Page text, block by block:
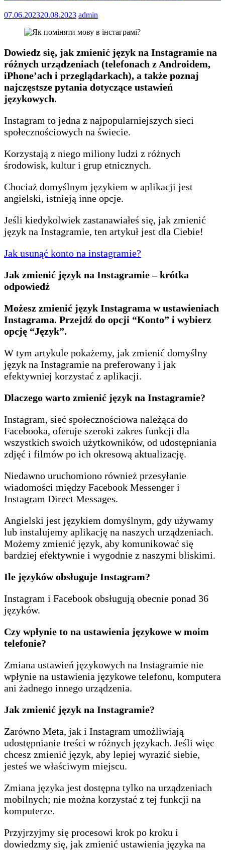
07.06.202320.08.2023 admin
Dowiedz się, jak zmienić język na Instagramie na
różnych urządzeniach (telefonach z Androidem,
iPhone’ach i przeglądarkach), a także poznaj
najczęstsze pytania dotyczące ustawień
językowych.
Instagram to jedna z najpopularniejszych sieci
społecznościowych na świecie.
Korzystają z niego miliony ludzi z różnych
środowisk, kultur i grup etnicznych.
Chociaż domyślnym językiem w aplikacji jest
angielski, istnieją inne opcje.
Jeśli kiedykolwiek zastanawiałeś się, jak zmienić
język na Instagramie, ten artykuł jest dla Ciebie!
Jak usunąć konto na instagramie?
Jak zmienić język na Instagramie – krótka
odpowiedź
Możesz zmienić język Instagrama w ustawieniach
Instagrama. Przejdź do opcji “Konto” i wybierz
opcję “Język”.
W tym artykule pokażemy, jak zmienić domyślny
język na Instagramie na preferowany i jak
efektywniej korzystać z aplikacji.
Dlaczego warto zmienić język na Instagramie?
Instagram, sieć społecznościowa należąca do
Facebooka, oferuje szeroki zakres funkcji dla
wszystkich swoich użytkowników, od udostępniania
zdjęć i filmów po ich okresową aktualizację.
Niedawno uruchomiono również przesyłanie
wiadomości między Facebook Messenger i
Instagram Direct Messages.
Angielski jest językiem domyślnym, gdy używamy
lub instalujemy aplikację na naszych urządzeniach.
Możemy zmienić język, aby komunikować się
bardziej efektywnie i wygodnie z naszymi bliskimi.
Ile języków obsługuje Instagram?
Instagram i Facebook obsługują obecnie ponad 36
języków.
Czy wpłynie to na ustawienia językowe w moim
telefonie?
Zmiana ustawień językowych na Instagramie nie
wpłynie na ustawienia językowe telefonu, komputera
ani żadnego innego urządzenia.
Jak zmienić język na Instagramie?
Zarówno Meta, jak i Instagram umożliwiają
udostępnianie treści w różnych językach. Jeśli więc
chcesz zmienić język, aby lepiej wyrazić siebie,
jesteś we właściwym miejscu.
Zmiana języka jest dostępna tylko na urządzeniach
mobilnych; nie można korzystać z tej funkcji na
komputerze.
Przyjrzyjmy się procesowi krok po kroku i
dowiedzmy się, jak zmienić ustawienia języka na